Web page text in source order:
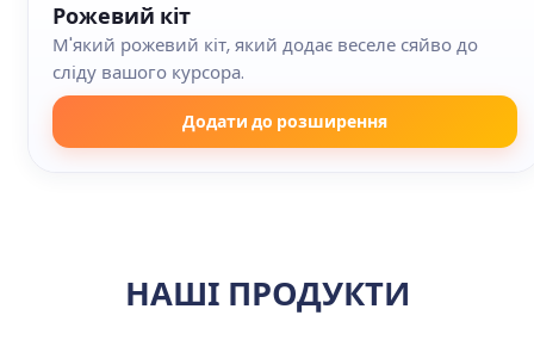
Рожевий кіт
М'який рожевий кіт, який додає веселе сяйво до
сліду вашого курсора.
Додати до розширення
НАШІ ПРОДУКТИ